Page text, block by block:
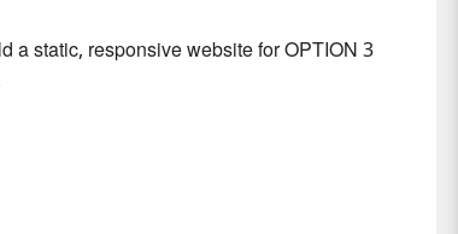
a static, responsive website for OPTION 3